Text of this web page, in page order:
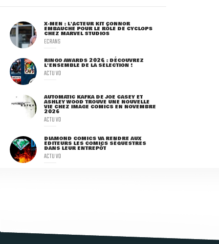
X-MEN : L'ACTEUR KIT CONNOR
EMBAUCHÉ POUR LE RÔLE DE CYCLOPS
CHEZ MARVEL STUDIOS
ECRANS
RINGO AWARDS 2026 : DÉCOUVREZ
L'ENSEMBLE DE LA SÉLECTION !
ACTU VO
AUTOMATIC KAFKA DE JOE CASEY ET
ASHLEY WOOD TROUVE UNE NOUVELLE
VIE CHEZ IMAGE COMICS EN NOVEMBRE
2026
ACTU VO
DIAMOND COMICS VA RENDRE AUX
ÉDITEURS LES COMICS SÉQUESTRÉS
DANS LEUR ENTREPÔT
ACTU VO